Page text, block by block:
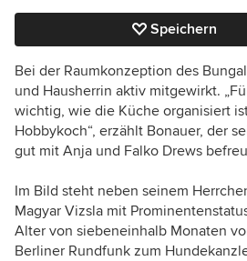
Speichern
Bei der Raumkonzeption des
und Hausherrin aktiv mitgewirkt.
wichtig, wie die Küche organisiert
Hobbykoch“, erzählt Bonauer, der
gut mit Anja und Falko Drews
Im Bild steht neben seinem
Magyar Vizsla mit
Alter von siebeneinhalb Monaten
Berliner Rundfunk zum